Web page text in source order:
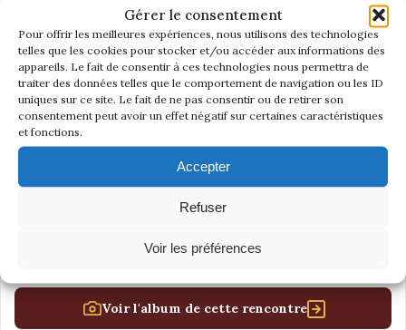
Gérer le consentement
Pour offrir les meilleures expériences, nous utilisons des technologies
telles que les cookies pour stocker et/ou accéder aux informations des
appareils. Le fait de consentir à ces technologies nous permettra de
traiter des données telles que le comportement de navigation ou les ID
uniques sur ce site. Le fait de ne pas consentir ou de retirer son
consentement peut avoir un effet négatif sur certaines caractéristiques
et fonctions.
Accepter
Refuser
Voir les préférences
Voir l'album de cette rencontre